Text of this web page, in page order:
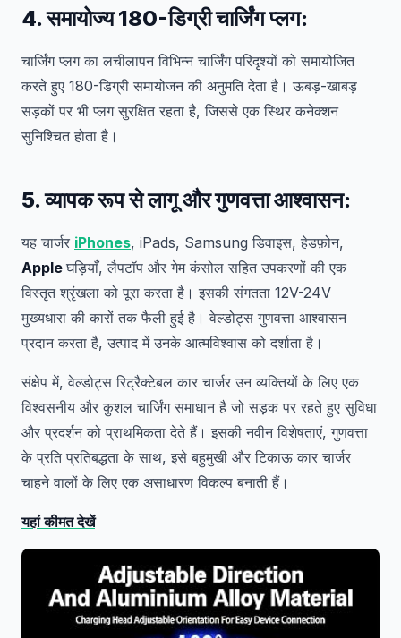
4. समायोज्य 180-डिग्री चार्जिंग प्लग:
चार्जिंग प्लग का लचीलापन विभिन्न चार्जिंग परिदृश्यों को समायोजित
करते हुए 180-डिग्री समायोजन की अनुमति देता है। ऊबड़-खाबड़
सड़कों पर भी प्लग सुरक्षित रहता है, जिससे एक स्थिर कनेक्शन
सुनिश्चित होता है।
5. व्यापक रूप से लागू और गुणवत्ता आश्वासन:
यह चार्जर iPhones, iPads, Samsung डिवाइस, हेडफ़ोन,
Appleघड़ियाँ, लैपटॉप और गेम कंसोल सहित उपकरणों की एक
विस्तृत श्रृंखला को पूरा करता है। इसकी संगतता 12V-24V
मुख्यधारा की कारों तक फैली हुई है। वेल्डोट्स गुणवत्ता आश्वासन
प्रदान करता है, उत्पाद में उनके आत्मविश्वास को दर्शाता है।
संक्षेप में, वेल्डोट्स रिट्रैक्टेबल कार चार्जर उन व्यक्तियों के लिए एक
विश्वसनीय और कुशल चार्जिंग समाधान है जो सड़क पर रहते हुए सुविधा
और प्रदर्शन को प्राथमिकता देते हैं। इसकी नवीन विशेषताएं, गुणवत्ता
के प्रति प्रतिबद्धता के साथ, इसे बहुमुखी और टिकाऊ कार चार्जर
चाहने वालों के लिए एक असाधारण विकल्प बनाती हैं।
यहां कीमत देखें